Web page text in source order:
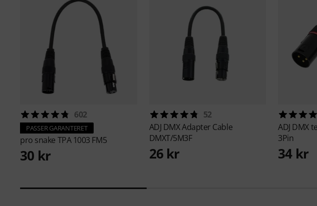
602
PASSER GARANTERET
pro snake TPA 1003 FM5
30 kr
52
ADJ DMX Adapter Cable
DMXT/5M3F
26 kr
ADJ DMX
3Pin
34 kr